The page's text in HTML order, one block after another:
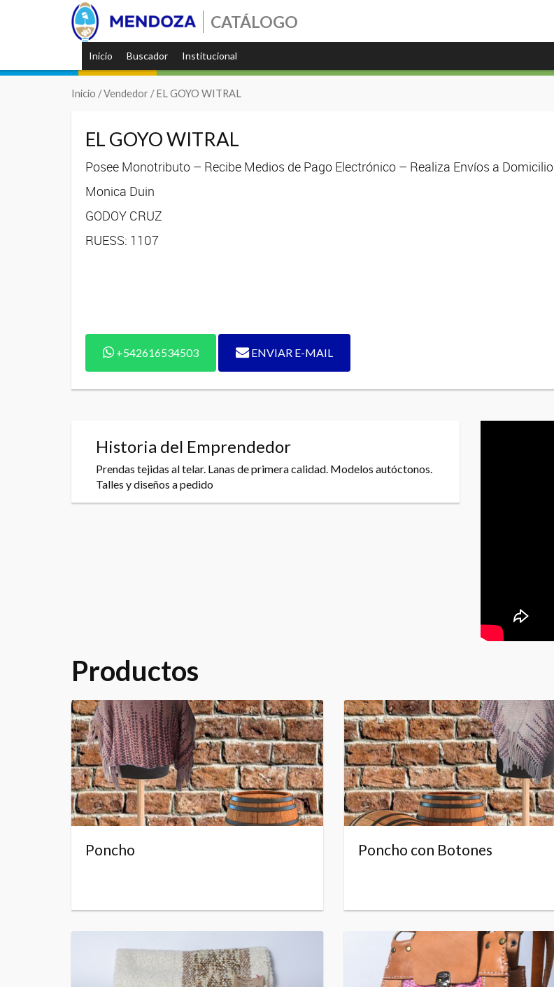
CATÁLOGO
Inicio Buscador Institucional
Inicio / Vendedor / EL GOYO WITRAL
EL GOYO WITRAL
Posee Monotributo – Recibe Medios de Pago Electrónico – Realiza Envíos a Domicilio
Monica Duin
GODOY CRUZ
RUESS: 1107
+542616534503 ENVIAR E-MAIL
Historia del Emprendedor
Prendas tejidas al telar. Lanas de primera calidad. Modelos autóctonos.
Talles y diseños a pedido
Productos
Poncho Poncho con Botones